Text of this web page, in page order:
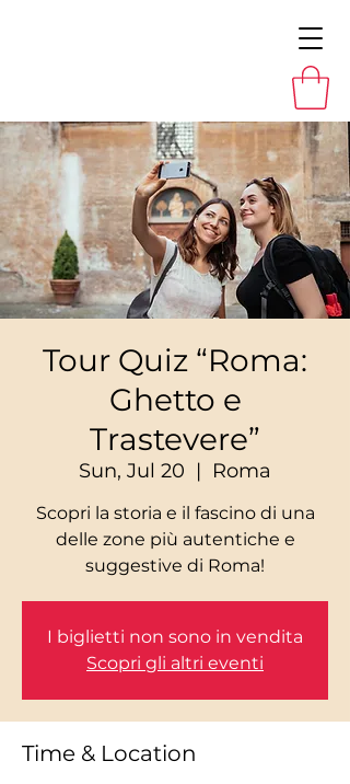
Tour Quiz “Roma:
Ghetto e
Trastevere”
Sun, Jul 20
  |
Roma
Scopri la storia e il fascino di una
delle zone più autentiche e
I biglietti non sono in vendita
Scopri gli altri eventi
Time & Location